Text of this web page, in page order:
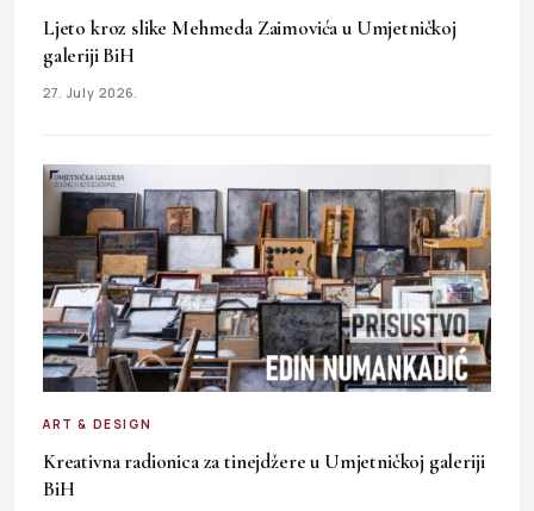
Ljeto kroz slike Mehmeda Zaimovića u Umjetničkoj
galeriji BiH
27. July 2026.
ART & DESIGN
Kreativna radionica za tinejdžere u Umjetničkoj galeriji
BiH